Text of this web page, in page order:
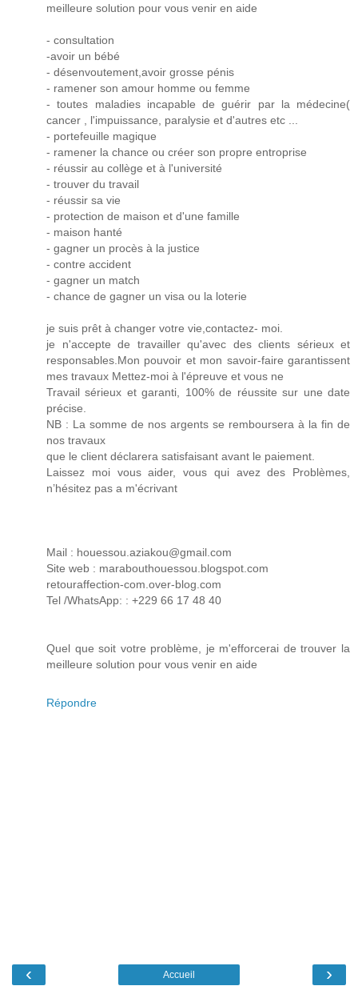
meilleure solution pour vous venir en aide
- consultation
-avoir un bébé
- désenvoutement,avoir grosse pénis
- ramener son amour homme ou femme
- toutes maladies incapable de guérir par la médecine(
cancer , l'impuissance, paralysie et d'autres etc ...
- portefeuille magique
- ramener la chance ou créer son propre entroprise
- réussir au collège et à l'université
- trouver du travail
- réussir sa vie
- protection de maison et d'une famille
- maison hanté
- gagner un procès à la justice
- contre accident
- gagner un match
- chance de gagner un visa ou la loterie
je suis prêt à changer votre vie,contactez- moi.
je n'accepte de travailler qu'avec des clients sérieux et
responsables.Mon pouvoir et mon savoir-faire garantissent
mes travaux Mettez-moi à l'épreuve et vous ne
Travail sérieux et garanti, 100% de réussite sur une date
précise.
NB : La somme de nos argents se remboursera à la fin de
nos travaux
que le client déclarera satisfaisant avant le paiement.
Laissez moi vous aider, vous qui avez des Problèmes,
n’hésitez pas a m'écrivant
Mail : houessou.aziakou@gmail.com
Site web : marabouthouessou.blogspot.com
retouraffection-com.over-blog.com
Tel /WhatsApp: : +229 66 17 48 40
Quel que soit votre problème, je m'efforcerai de trouver la
meilleure solution pour vous venir en aide
Répondre
‹ ›
Accueil